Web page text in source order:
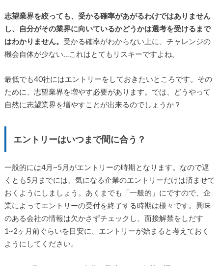
志望業界を絞っても、受かる確率があがるわけではありません
し、自分がその業界に向いているかどうかは選考を受けるまで
はわかりません。 受かる確率がわからない上に、チャレンジの
機会自体が少ない…これはとてもリスキーですよね。
最低でも40社にはエントリーをしておきたいところです。その
ために、志望業界を増やす必要があります。では、どうやって
自然に志望業界を増やすことが出来るのでしょうか？
エントリーはいつまで間に合う？
一般的には4月~5月がエントリーの時期となります。なので遅
くとも5月までには、気になる企業のエントリーだけは済ませて
おくようにしましょう。あくまでも「一般的」にですので、企
業によってエントリーの受付を終了する時期は様々です。興味
のある会社の情報は欠かさずチェックし、面接解禁をしだす
1~2ヶ月前ぐらいを目安に、エントリーが始まると考えておく
ようにしてください。